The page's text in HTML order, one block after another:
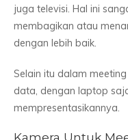
juga televisi. Hal ini
membagikan atau
dengan lebih baik.
Selain itu dalam
data, dengan laptop
mempresentasikannya.